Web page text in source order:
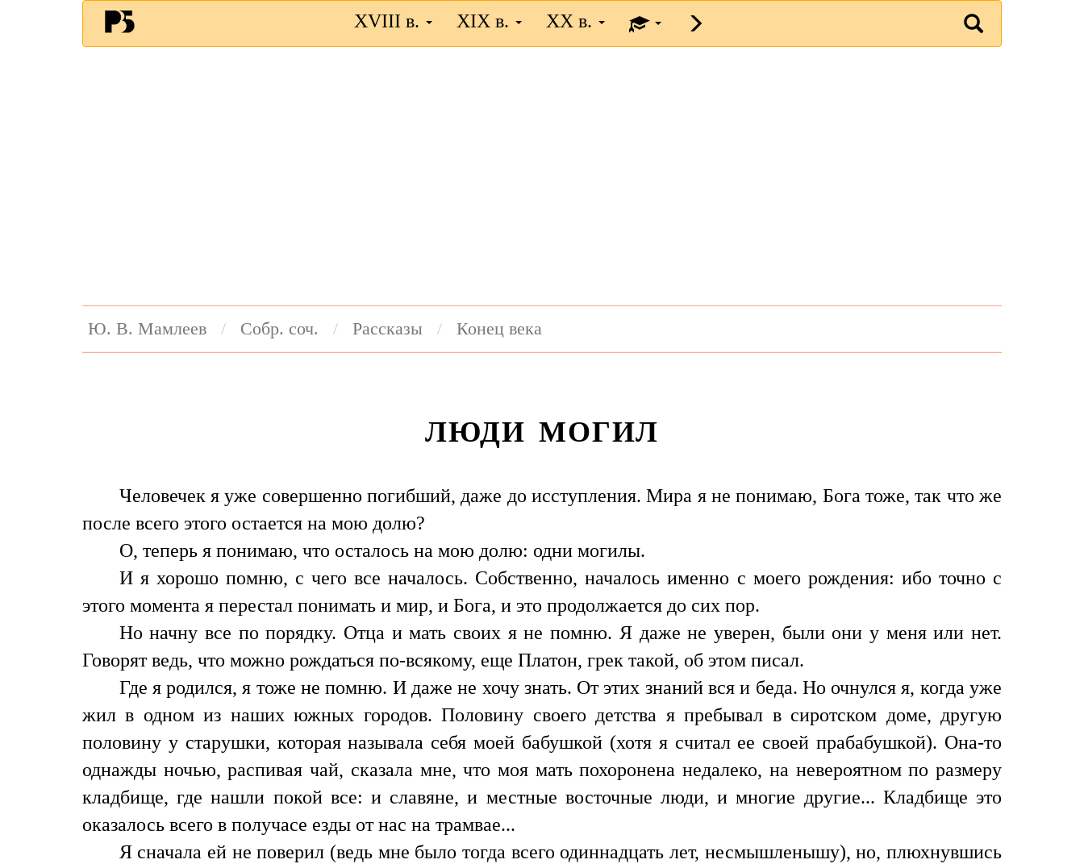
XVIII в. XIX в. XX в.
Ю. В. Мамлеев Собр. соч. Рассказы Конец века
ЛЮДИ МОГИЛ
Человечек я уже совершенно погибший, даже до исступления. Мира я не понимаю, Бога тоже, так что же
после всего этого остается на мою долю?
О, теперь я понимаю, что осталось на мою долю: одни могилы.
И я хорошо помню, с чего все началось. Собственно, началось именно с моего рождения: ибо точно с
этого момента я перестал понимать и мир, и Бога, и это продолжается до сих пор.
Но начну все по порядку. Отца и мать своих я не помню. Я даже не уверен, были они у меня или нет.
Говорят ведь, что можно рождаться по-всякому, еще Платон, грек такой, об этом писал.
Где я родился, я тоже не помню. И даже не хочу знать. От этих знаний вся и беда. Но очнулся я, когда уже
жил в одном из наших южных городов. Половину своего детства я пребывал в сиротском доме, другую
половину у старушки, которая называла себя моей бабушкой (хотя я считал ее своей прабабушкой). Она-то
однажды ночью, распивая чай, сказала мне, что моя мать похоронена недалеко, на невероятном по размеру
кладбище, где нашли покой все: и славяне, и местные восточные люди, и многие другие... Кладбище это
оказалось всего в получасе езды от нас на трамвае...
Я сначала ей не поверил (ведь мне было тогда всего одиннадцать лет, несмышленышу), но, плюхнувшись